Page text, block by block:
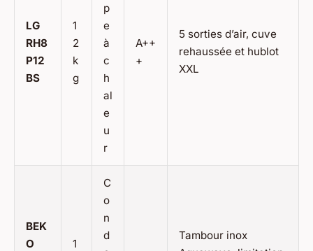
LG
RH8
P12
BS
1
2
k
g
p
e
à
c
h
al
e
u
r
A++
+
5 sorties d’air, cuve
rehaussée et hublot
XXL
BEK
O
1
C
o
n
d
Tambour inox